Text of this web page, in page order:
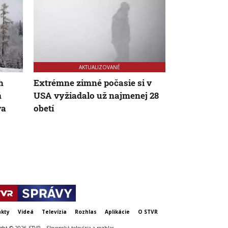
AKTUALIZOVANÉ
Extrémne zimné počasie si v
USA vyžiadalo už najmenej 28
obetí
Videá Televízia Rozhlas Aplikácie O STVR